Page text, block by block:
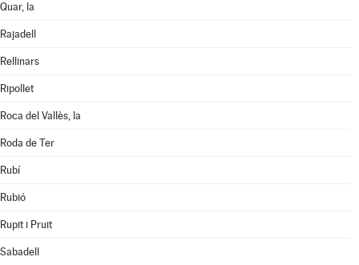
Quar, la
Rajadell
Rellinars
Ripollet
Roca del Vallès, la
Roda de Ter
Rubí
Rubió
Rupit i Pruit
Sabadell